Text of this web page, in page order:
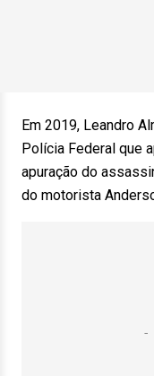
Em 2019, Leandro
Polícia Federal que
apuração do
do motorista